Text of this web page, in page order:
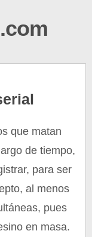
que matan
de tiempo,
para ser
al menos
pues
en masa.